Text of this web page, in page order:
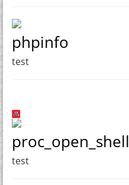
phpinfo
test
proc_open_shell
test